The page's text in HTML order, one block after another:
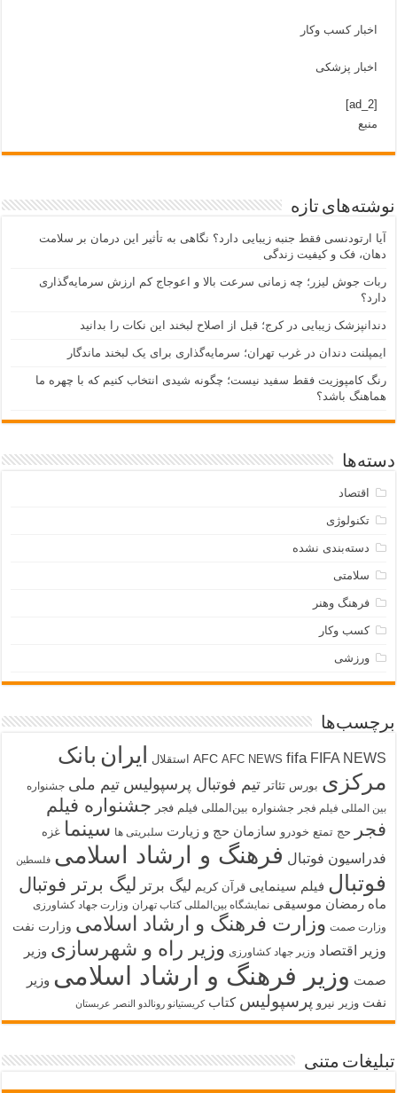
اخبار کسب وکار
اخبار پزشکی
[ad_2]
منبع
نوشته‌های تازه
آیا ارتودنسی فقط جنبه زیبایی دارد؟ نگاهی به تأثیر این درمان بر سلامت
دهان، فک و کیفیت زندگی
ربات جوش لیزر؛ چه زمانی سرعت بالا و اعوجاج کم ارزش سرمایه‌گذاری
دارد؟
دندانپزشک زیبایی در کرج؛ قبل از اصلاح لبخند این نکات را بدانید
ایمپلنت دندان در غرب تهران؛ سرمایه‌گذاری برای یک لبخند ماندگار
رنگ کامپوزیت فقط سفید نیست؛ چگونه شیدی انتخاب کنیم که با چهره ما
هماهنگ باشد؟
دسته‌ها
اقتصاد
تکنولوژی
دسته‌بندی نشده
سلامتی
فرهنگ وهنر
کسب وکار
ورزشی
برچسب‌ها
AFC AFC NEWS fifa FIFA NEWS استقلال ایران بانک
مرکزی بورس تئاتر تیم فوتبال پرسپولیس تیم ملی جشنواره
بین المللی فیلم فجر جشنواره بین‌المللی فیلم فجر جشنواره فیلم
فجر
حج تمتع خودرو سازمان حج و زیارت سلبریتی ها سینما غزه
فدراسیون فوتبال فرهنگ و ارشاد اسلامی فلسطین
فوتبال فیلم سینمایی قرآن کریم لیگ برتر لیگ برتر فوتبال
ماه رمضان موسیقی نمایشگاه بین‌المللی کتاب تهران وزارت جهاد کشاورزی
وزارت صمت وزارت فرهنگ و ارشاد اسلامی وزارت نفت
وزیر اقتصاد وزیر جهاد کشاورزی وزیر راه و شهرسازی وزیر
صمت وزیر فرهنگ و ارشاد اسلامی وزیر
نفت وزیر نیرو پرسپولیس کتاب کریستیانو رونالدو النصر عربستان
تبلیغات متنی